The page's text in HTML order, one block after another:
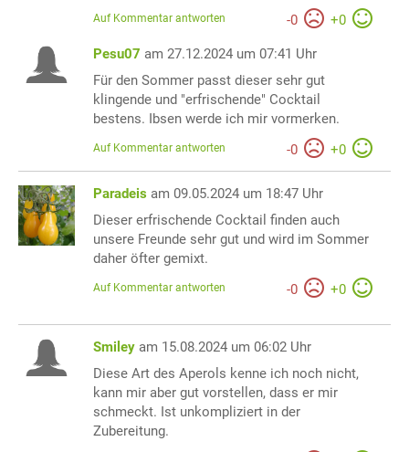
-0 +0
Auf Kommentar antworten
Pesu07 am 27.12.2024 um 07:41 Uhr
Für den Sommer passt dieser sehr gut
klingende und "erfrischende" Cocktail
bestens. Ibsen werde ich mir vormerken.
-0 +0
Auf Kommentar antworten
Paradeis am 09.05.2024 um 18:47 Uhr
Dieser erfrischende Cocktail finden auch
unsere Freunde sehr gut und wird im Sommer
daher öfter gemixt.
-0 +0
Auf Kommentar antworten
Smiley am 15.08.2024 um 06:02 Uhr
Diese Art des Aperols kenne ich noch nicht,
kann mir aber gut vorstellen, dass er mir
schmeckt. Ist unkompliziert in der
Zubereitung.